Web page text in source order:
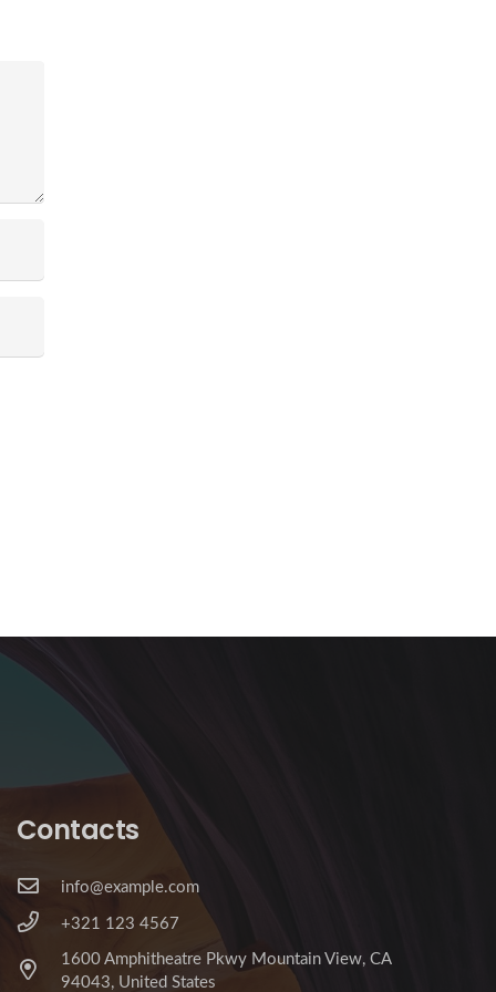
Contacts
info@example.com
+321 123 4567
1600 Amphitheatre Pkwy Mountain View, CA
94043, United States